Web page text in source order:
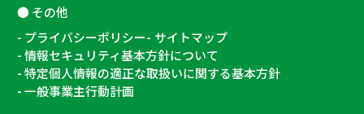
その他
プライバシーポリシー
サイトマップ
情報セキュリティ基本方針について
特定個人情報の適正な取扱いに関する基本方針
一般事業主行動計画